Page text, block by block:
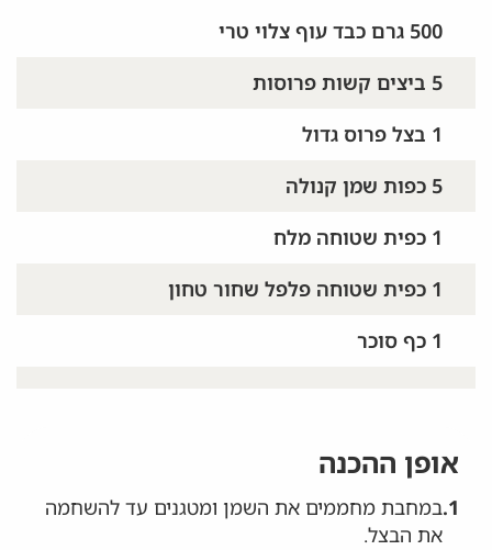
500 גרם כבד עוף צלוי טרי
5 ביצים קשות פרוסות
1 בצל פרוס גדול
5 כפות שמן קנולה
1 כפית שטוחה מלח
1 כפית שטוחה פלפל שחור טחון
1 כף סוכר
אופן ההכנה
1. במחבת מחממים את השמן ומטגנים עד להשחמה
את הבצל.